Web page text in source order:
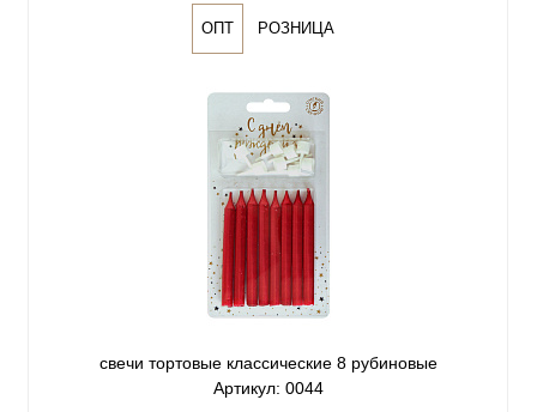
ОПТ РОЗНИЦА
свечи тортовые классические 8 рубиновые
Артикул: 0044